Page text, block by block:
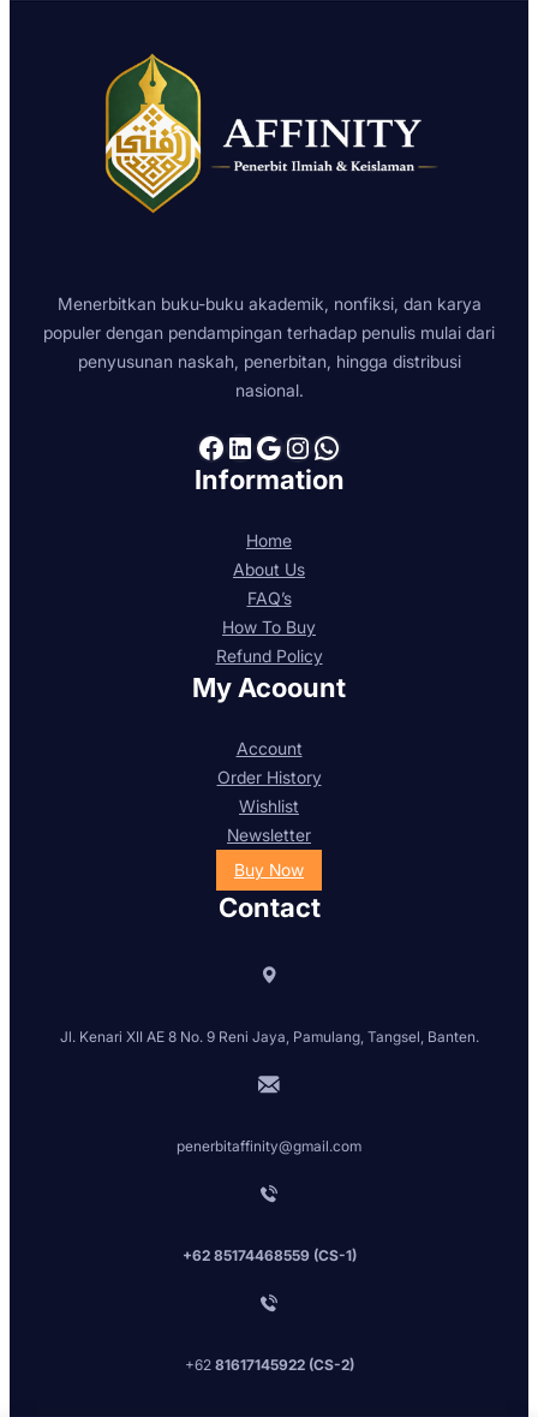
Menerbitkan buku-buku akademik, nonfiksi, dan karya
populer dengan pendampingan terhadap penulis mulai dari
penyusunan naskah, penerbitan, hingga distribusi
nasional.
Facebook LinkedIn Google Instagram WhatsApp
Information
Home
About Us
FAQ’s
How To Buy
Refund Policy
My Acoount
Account
Order History
Wishlist
Newsletter
Buy Now
Contact
Jl. Kenari XII AE 8 No. 9 Reni Jaya, Pamulang, Tangsel, Banten.
penerbitaffinity@gmail.com
+62 85174468559 (CS-1)
+62 81617145922 (CS-2)